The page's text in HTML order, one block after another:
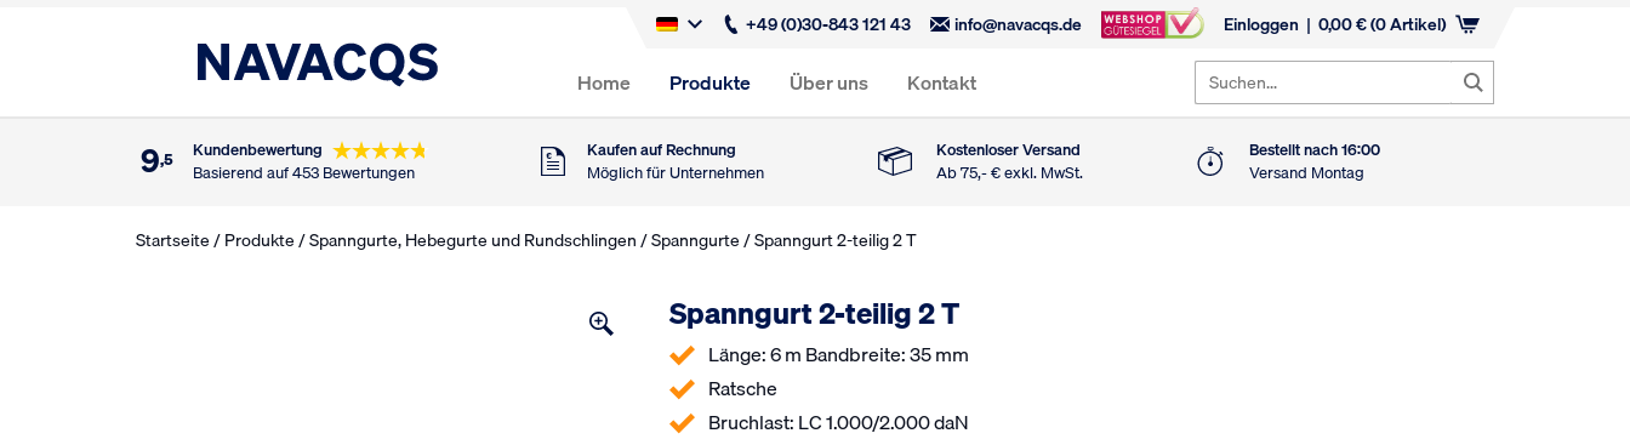
+49 (0)30-843 121 43 info@navacqs.de Einloggen 0,00€(0 Artikel)
Home Produkte Über uns Kontakt Suchen...
9,5
Kundenbewertung
Basierend auf 453 Bewertungen
Kaufen auf Rechnung
Möglich für Unternehmen
Kostenloser Versand
Ab 75,- € exkl. MwSt.
Bestellt nach 16:00
Versand Montag
Startseite/Produkte/Spanngurte, Hebegurte und Rundschlingen/Spanngurte/ Spanngurt 2-teilig 2 T
Spanngurt 2-teilig 2 T
Länge: 6 m Bandbreite: 35 mm
Ratsche
Bruchlast: LC 1.000/2.000 daN